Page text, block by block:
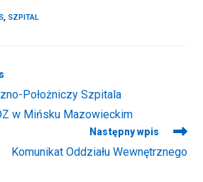
, SZPITAL
Położniczy Szpitala
w Mińsku Mazowieckim
Następny wpis
Komunikat Oddziału Wewnętrznego